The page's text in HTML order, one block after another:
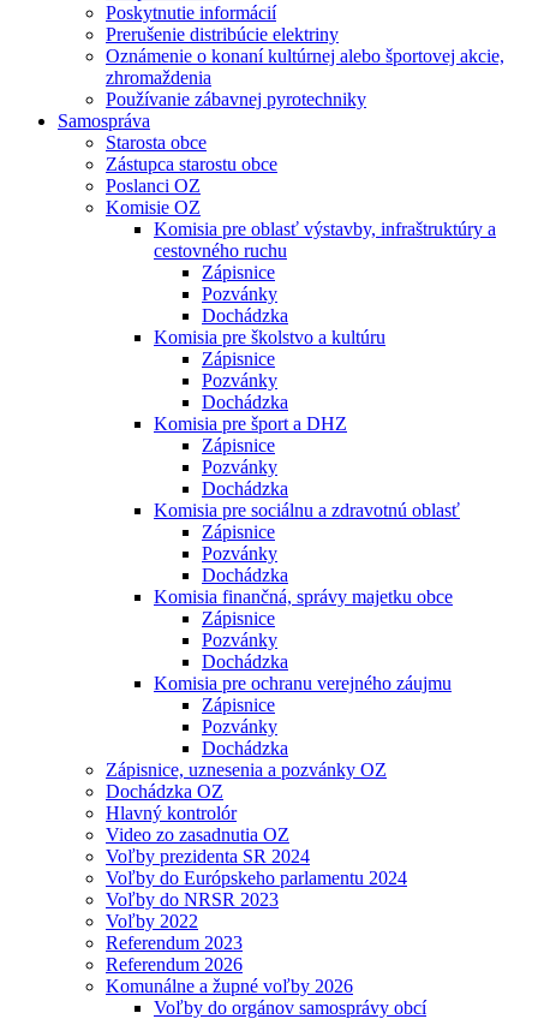
Poskytnutie informácií
Prerušenie distribúcie elektriny
Oznámenie o konaní kultúrnej alebo športovej akcie,
zhromaždenia
Používanie zábavnej pyrotechniky
Samospráva
Starosta obce
Zástupca starostu obce
Poslanci OZ
Komisie OZ
Komisia pre oblasť výstavby, infraštruktúry a
cestovného ruchu
Zápisnice
Pozvánky
Dochádzka
Komisia pre školstvo a kultúru
Zápisnice
Pozvánky
Dochádzka
Komisia pre šport a DHZ
Zápisnice
Pozvánky
Dochádzka
Komisia pre sociálnu a zdravotnú oblasť
Zápisnice
Pozvánky
Dochádzka
Komisia finančná, správy majetku obce
Zápisnice
Pozvánky
Dochádzka
Komisia pre ochranu verejného záujmu
Zápisnice
Pozvánky
Dochádzka
Zápisnice, uznesenia a pozvánky OZ
Dochádzka OZ
Hlavný kontrolór
Video zo zasadnutia OZ
Voľby prezidenta SR 2024
Voľby do Európskeho parlamentu 2024
Voľby do NRSR 2023
Voľby 2022
Referendum 2023
Referendum 2026
Komunálne a župné voľby 2026
Voľby do orgánov samosprávy obcí